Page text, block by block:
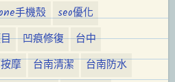
手機殼
seo優化
凹痕修復
台中
摩 台南清潔
台南防水